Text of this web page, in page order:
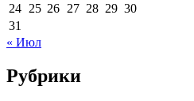
24 25 26 27 28 29 30
31
« Июл
Рубрики